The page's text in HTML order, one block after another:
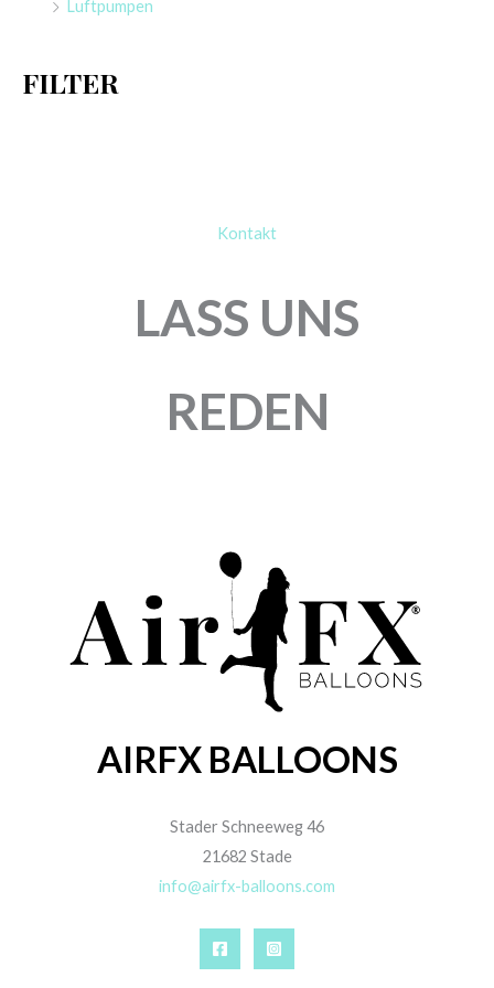
Luftpumpen
FILTER
Kontakt
LASS UNS
REDEN
AIRFX BALLOONS
Stader Schneeweg 46
21682 Stade
info@airfx-balloons.com